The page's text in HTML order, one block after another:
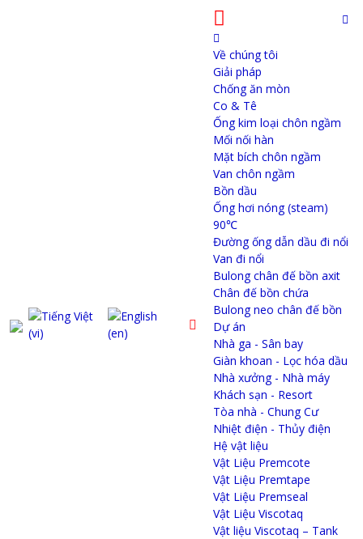
Về chúng tôi
Giải pháp
Chống ăn mòn
Co & Tê
Ống kim loại chôn ngầm
Mối nối hàn
Mặt bích chôn ngầm
Van chôn ngầm
Bồn dầu
Ống hơi nóng (steam)
90℃
Đường ống dẫn dầu đi nổi
Van đi nổi
Bulong chân đế bồn axit
Chân đế bồn chứa
Bulong neo chân đế bồn
Dự án
Nhà ga - Sân bay
Giàn khoan - Lọc hóa dầu
Nhà xưởng - Nhà máy
Khách sạn - Resort
Tòa nhà - Chung Cư
Nhiệt điện - Thủy điện
Hệ vật liệu
Vật Liệu Premcote
Vật Liệu Premtape
Vật Liệu Premseal
Vật Liệu Viscotaq
Vật liệu Viscotaq – Tank